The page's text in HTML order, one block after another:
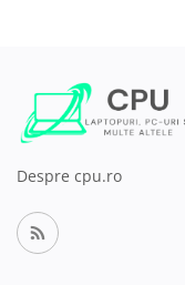
Despre cpu.ro